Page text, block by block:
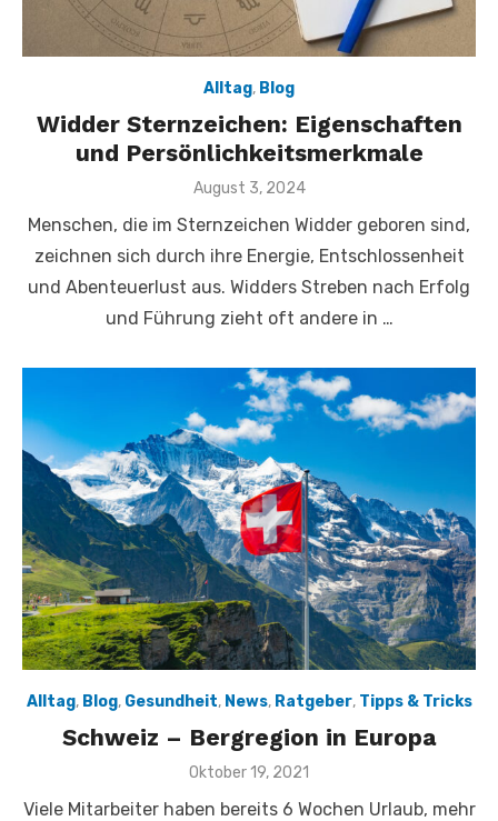
Alltag, Blog
Widder Sternzeichen: Eigenschaften
und Persönlichkeitsmerkmale
Veröffentlicht
August 3, 2024
Menschen, die im Sternzeichen Widder geboren sind,
zeichnen sich durch ihre Energie, Entschlossenheit
und Abenteuerlust aus. Widders Streben nach Erfolg
und Führung zieht oft andere in …
Alltag, Blog, Gesundheit, News, Ratgeber, Tipps & Tricks
Schweiz – Bergregion in Europa
Veröffentlicht
Oktober 19, 2021
Viele Mitarbeiter haben bereits 6 Wochen Urlaub, mehr